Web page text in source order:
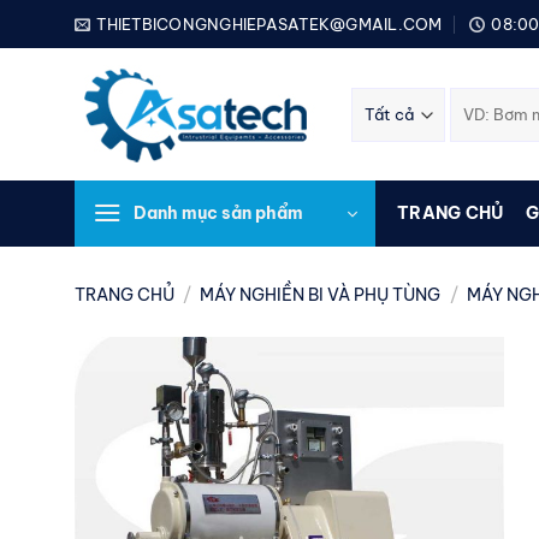
qua
THIETBICONGNGHIEPASATEK@GMAIL.COM
kiếm:
Danh mục sản phẩm TRANG CHỦ
TRANG CHỦ / MÁY NGHIỀN BI VÀ PHỤ TÙNG / MÁY